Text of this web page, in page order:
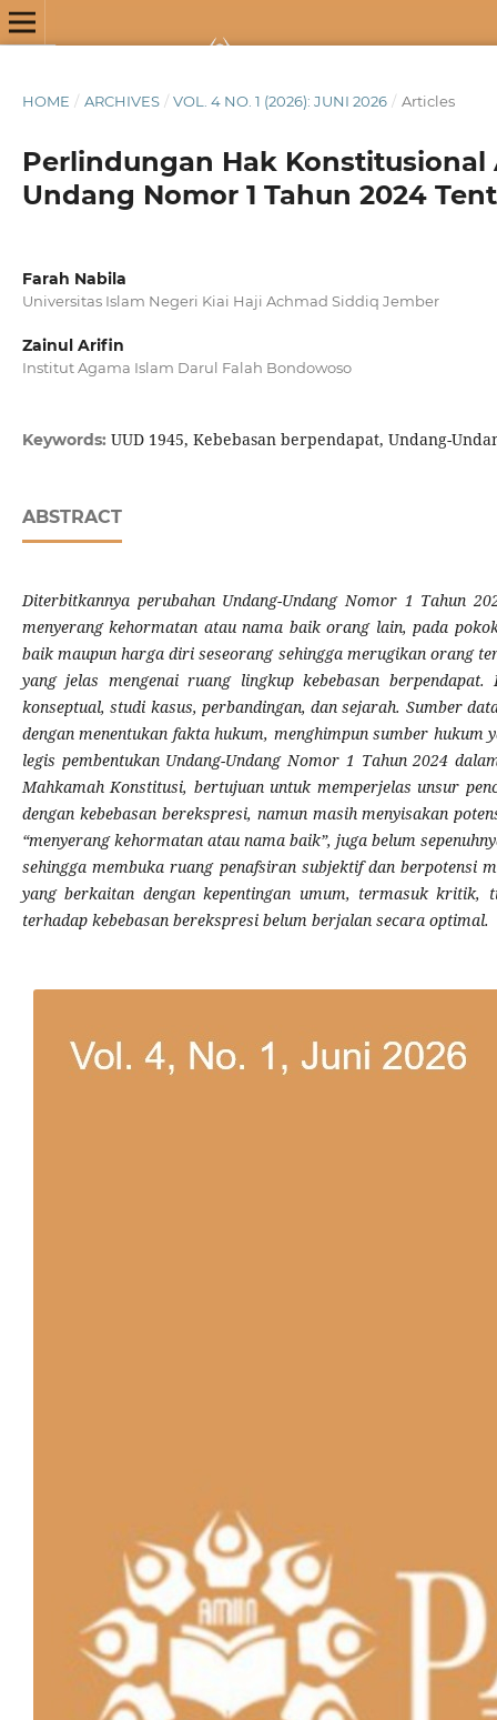
HOME / ARCHIVES / VOL. 4 NO. 1 (2026): JUNI 2026 / Articles
Perlindungan Hak Konstitusional
Undang Nomor 1 Tahun 2024
Farah Nabila
Universitas Islam Negeri Kiai Haji Achmad Siddiq Jember
Zainul Arifin
Institut Agama Islam Darul Falah Bondowoso
Keywords: UUD 1945, Kebebasan berpendapat, Undang-
ABSTRACT
Diterbitkannya perubahan Undang-Undang Nomor 1 Tahun
menyerang kehormatan atau nama baik orang lain, pada
baik maupun harga diri seseorang sehingga merugikan orang
yang jelas mengenai ruang lingkup kebebasan
konseptual, studi kasus, perbandingan, dan sejarah. Sumber
dengan menentukan fakta hukum, menghimpun sumber
legis pembentukan Undang-Undang Nomor 1 Tahun 2024
Mahkamah Konstitusi, bertujuan untuk memperjelas unsur
dengan kebebasan berekspresi, namun masih menyisakan
“menyerang kehormatan atau nama baik”, juga belum
sehingga membuka ruang penafsiran subjektif dan berpotensi
yang berkaitan dengan kepentingan umum, termasuk kritik,
terhadap kebebasan berekspresi belum berjalan secara optimal.